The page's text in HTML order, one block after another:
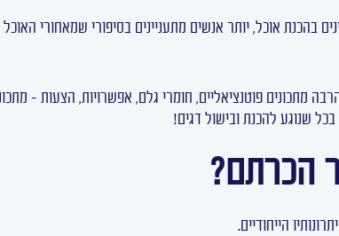
בהכנת אוכל, יותר אנשים מתעניינים בסיפורי שמאחורי
מתכונים פוטנציאליים, חומרי גלם, אפשרויות, הצעות –
שנוגע להכנת ובישול דגים!
הכרתם?
הייחודיים.